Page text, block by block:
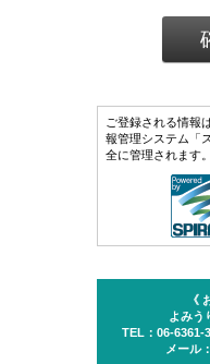
ご登録される情報は
報管理システム「
全に管理されます。
《
よみう
TEL：06-6361-
メール